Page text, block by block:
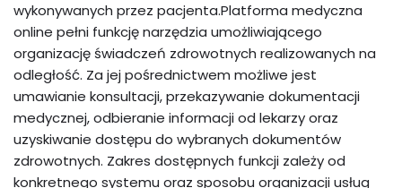
wykonywanych przez pacjenta.Platforma medyczna
online pełni funkcję narzędzia umożliwiającego
organizację świadczeń zdrowotnych realizowanych na
odległość. Za jej pośrednictwem możliwe jest
umawianie konsultacji, przekazywanie dokumentacji
medycznej, odbieranie informacji od lekarzy oraz
uzyskiwanie dostępu do wybranych dokumentów
zdrowotnych. Zakres dostępnych funkcji zależy od
konkretnego systemu oraz sposobu organizacji usług